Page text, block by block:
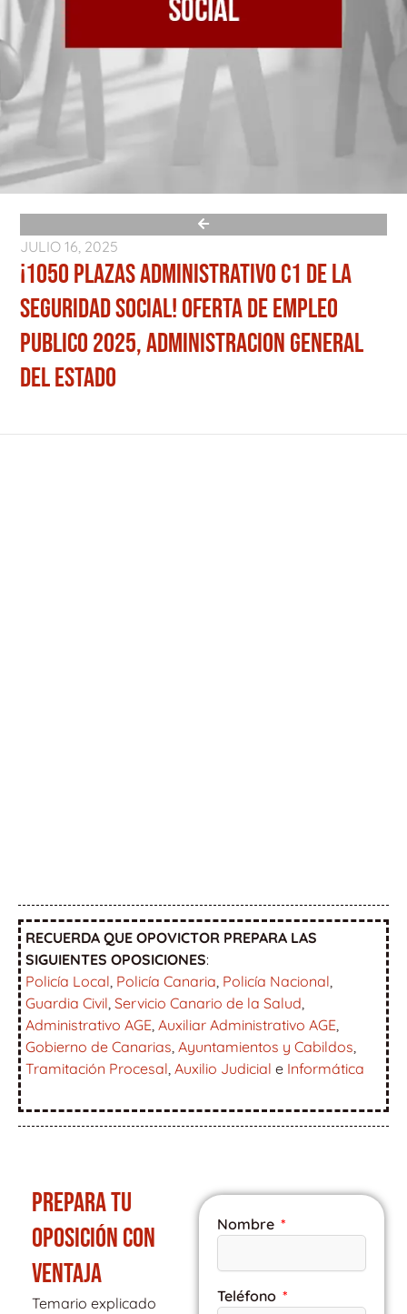
JULIO 16, 2025
¡1050 PLAZAS ADMINISTRATIVO C1 DE LA
SEGURIDAD SOCIAL! OFERTA DE EMPLEO
PUBLICO 2025, ADMINISTRACION GENERAL
DEL ESTADO
RECUERDA QUE OPOVICTOR PREPARA LAS
SIGUIENTES OPOSICIONES:
Policía Local, Policía Canaria, Policía Nacional,
Guardia Civil, Servicio Canario de la Salud,
Administrativo AGE, Auxiliar Administrativo AGE,
Gobierno de Canarias, Ayuntamientos y Cabildos,
Tramitación Procesal, Auxilio Judicial e Informática
PREPARA TU
OPOSICIÓN CON
VENTAJA
Temario explicado
Nombre
Teléfono